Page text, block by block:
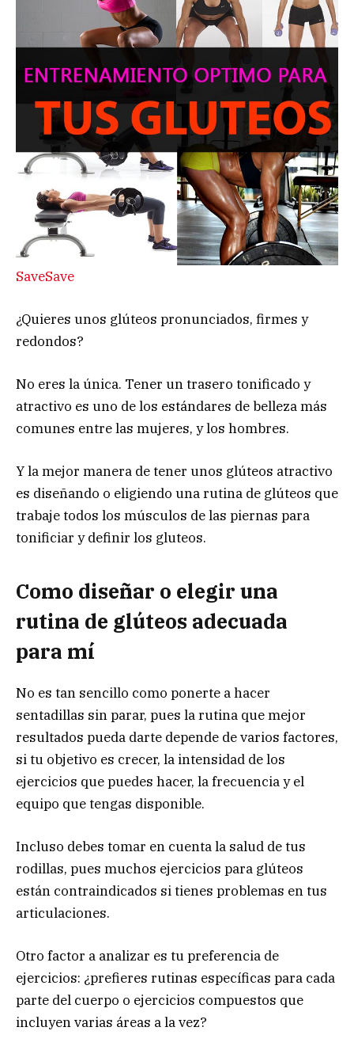
SaveSave
¿Quieres unos glúteos pronunciados, firmes y
redondos?
No eres la única. Tener un trasero tonificado y
atractivo es uno de los estándares de belleza más
comunes entre las mujeres, y los hombres.
Y la mejor manera de tener unos glúteos atractivo
es diseñando o eligiendo una rutina de glúteos que
trabaje todos los músculos de las piernas para
tonificiar y definir los gluteos.
Como diseñar o elegir una
rutina de glúteos adecuada
para mí
No es tan sencillo como ponerte a hacer
sentadillas sin parar, pues la rutina que mejor
resultados pueda darte depende de varios factores,
si tu objetivo es crecer, la intensidad de los
ejercicios que puedes hacer, la frecuencia y el
equipo que tengas disponible.
Incluso debes tomar en cuenta la salud de tus
rodillas, pues muchos ejercicios para glúteos
están contraindicados si tienes problemas en tus
articulaciones.
Otro factor a analizar es tu preferencia de
ejercicios: ¿prefieres rutinas específicas para cada
parte del cuerpo o ejercicios compuestos que
incluyen varias áreas a la vez?